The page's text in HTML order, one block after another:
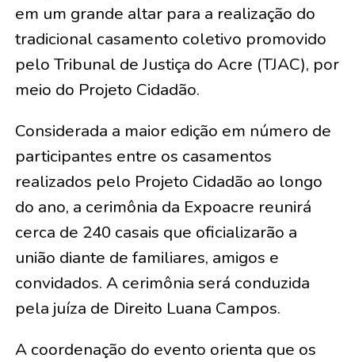
em um grande altar para a realização do
tradicional casamento coletivo promovido
pelo Tribunal de Justiça do Acre (TJAC), por
meio do Projeto Cidadão.
Considerada a maior edição em número de
participantes entre os casamentos
realizados pelo Projeto Cidadão ao longo
do ano, a cerimônia da Expoacre reunirá
cerca de 240 casais que oficializarão a
união diante de familiares, amigos e
convidados. A cerimônia será conduzida
pela juíza de Direito Luana Campos.
A coordenação do evento orienta que os